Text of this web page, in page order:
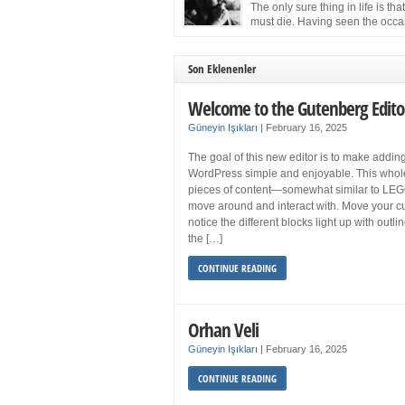
and still feel fatigued when your […]
The only sure thing in life is that
must die. Having seen the
the Cuban Revolution would succumb to that
Son Eklenenler
Welcome to the Gutenberg
Güneyin Işıkları February 16, 2025
The goal of this new editor is to make
WordPress simple and enjoyable. This
pieces of content—somewhat similar to
move around and interact with. Move your
notice the different blocks light up with
the […]
CONTINUE READING
Orhan Veli
Güneyin Işıkları February 16, 2025
CONTINUE READING